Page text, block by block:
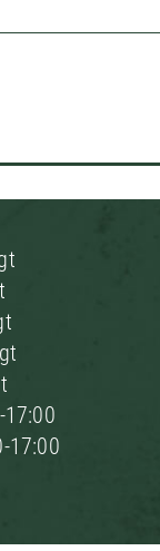
17:00
17:00